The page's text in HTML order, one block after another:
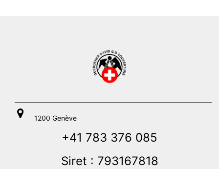
1200 Genève
+41 783 376 085
Siret : 793167818